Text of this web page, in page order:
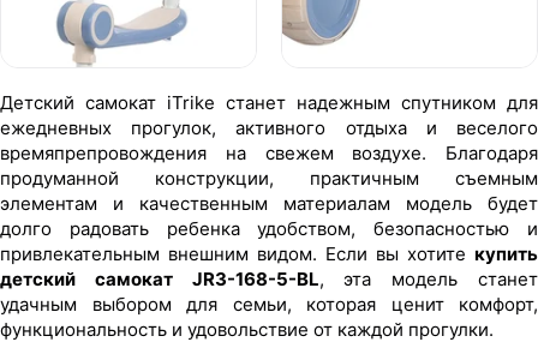
Детский самокат iTrike станет надежным спутником для
ежедневных прогулок, активного отдыха и веселого
времяпрепровождения на свежем воздухе. Благодаря
продуманной конструкции, практичным съемным
элементам и качественным материалам модель будет
долго радовать ребенка удобством, безопасностью и
привлекательным внешним видом. Если вы хотите купить
детский самокат JR3-168-5-BL, эта модель станет
удачным выбором для семьи, которая ценит комфорт,
функциональность и удовольствие от каждой прогулки.